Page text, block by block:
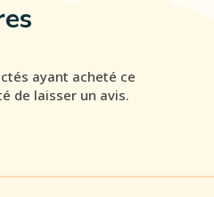
ayant acheté ce
de laisser un avis.